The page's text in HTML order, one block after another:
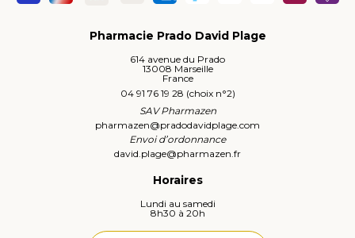
Pharmacie Prado David Plage
614 avenue du Prado
13008 Marseille
France
04 91 76 19 28 (choix n°2)
SAV Pharmazen
pharmazen@pradodavidplage.com
Envoi d’ordonnance
david.plage@pharmazen.fr
Horaires
Lundi au samedi
8h30 à 20h